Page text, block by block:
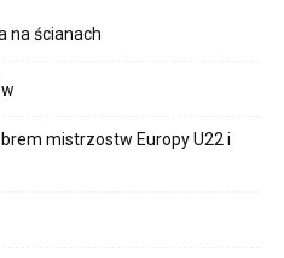
na ścianach
mistrzostw Europy U22 i